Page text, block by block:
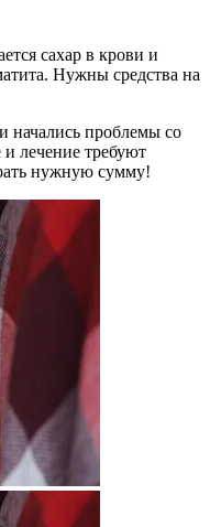
сахар в крови и
Нужны средства на
начались проблемы со
и лечение требуют
нужную сумму!